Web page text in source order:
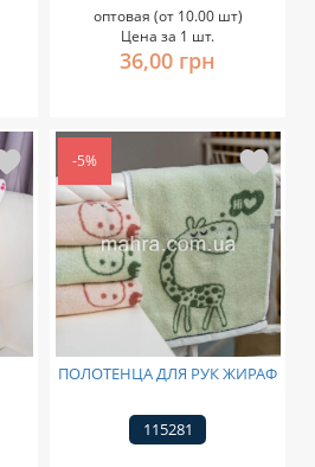
оптовая (от 10.00 шт)
Цена за 1 шт.
36,00 грн
-5%
ПОЛОТЕНЦА ДЛЯ РУК ЖИРАФ
115281